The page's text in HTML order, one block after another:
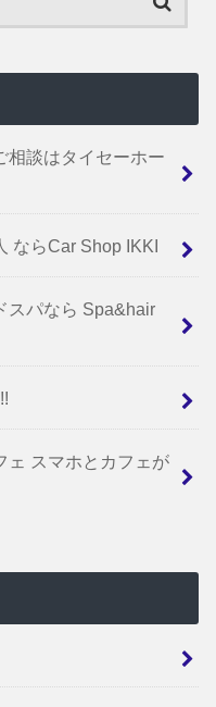
相談はタイセーホー
ならCar Shop IKKI
スパなら Spa&hair
ェ スマホとカフェが